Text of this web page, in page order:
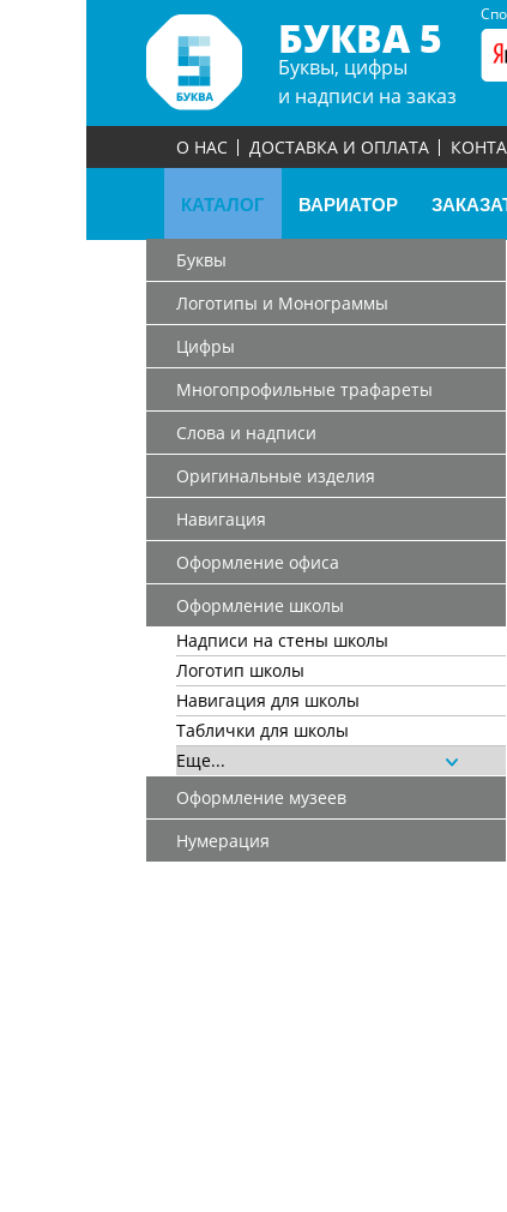
БУКВА 5
Буквы, цифры
и надписи на заказ
О НАС ДОСТАВКА И ОПЛАТА
КАТАЛОГ ВАРИАТОР
Буквы
Логотипы и Монограммы
Цифры
Многопрофильные трафареты
Слова и надписи
Оригинальные изделия
Навигация
Оформление офиса
Оформление школы
Надписи на стены школы
Логотип школы
Навигация для школы
Таблички для школы
Еще...
Оформление музеев
Нумерация